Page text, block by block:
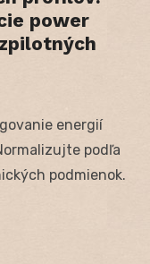
power
energií
podľa
podmienok.